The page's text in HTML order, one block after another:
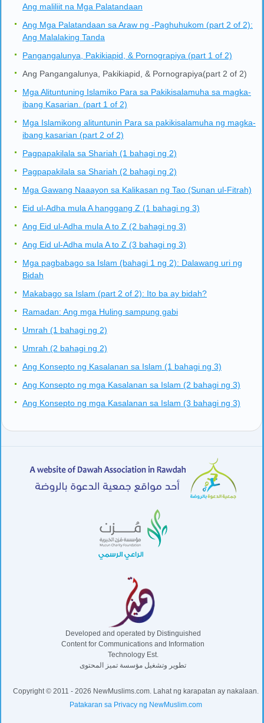
Ang maliliit na Mga Palatandaan
Ang Mga Palatandaan sa Araw ng -Paghuhukom (part 2 of 2):
Ang Malalaking Tanda
Pangangalunya, Pakikiapid, & Pornograpiya (part 1 of 2)
Ang Pangangalunya, Pakikiapid, & Pornograpiya(part 2 of 2)
Mga Alituntuning Islamiko Para sa Pakikisalamuha sa magka-
ibang Kasarian. (part 1 of 2)
Mga Islamikong alituntunin Para sa pakikisalamuha ng magka-
ibang kasarian (part 2 of 2)
Pagpapakilala sa Shariah (1 bahagi ng 2)
Pagpapakilala sa Shariah (2 bahagi ng 2)
Mga Gawang Naaayon sa Kalikasan ng Tao (Sunan ul-Fitrah)
Eid ul-Adha mula A hanggang Z (1 bahagi ng 3)
Ang Eid ul-Adha mula A to Z (2 bahagi ng 3)
Ang Eid ul-Adha mula A to Z (3 bahagi ng 3)
Mga pagbabago sa Islam (bahagi 1 ng 2): Dalawang uri ng
Bidah
Makabago sa Islam (part 2 of 2): Ito ba ay bidah?
Ramadan: Ang mga Huling sampung gabi
Umrah (1 bahagi ng 2)
Umrah (2 bahagi ng 2)
Ang Konsepto ng Kasalanan sa Islam (1 bahagi ng 3)
Ang Konsepto ng mga Kasalanan sa Islam (2 bahagi ng 3)
Ang Konsepto ng mga Kasalanan sa Islam (3 bahagi ng 3)
Developed and operated by Distinguished
Content for Communications and Information
Technology Est.
تطوير وتشغيل مؤسسة تميز المحتوى
Copyright © 2011 - 2026 NewMuslims.com. Lahat ng karapatan ay nakalaan.
Patakaran sa Privacy ng NewMuslim.com